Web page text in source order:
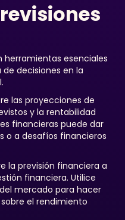
herramientas esenciales
decisiones en la
las proyecciones de
y la rentabilidad
financieras puede dar
o a desafíos financieros
la previsión financiera a
financiera. Utilice
mercado para hacer
el rendimiento